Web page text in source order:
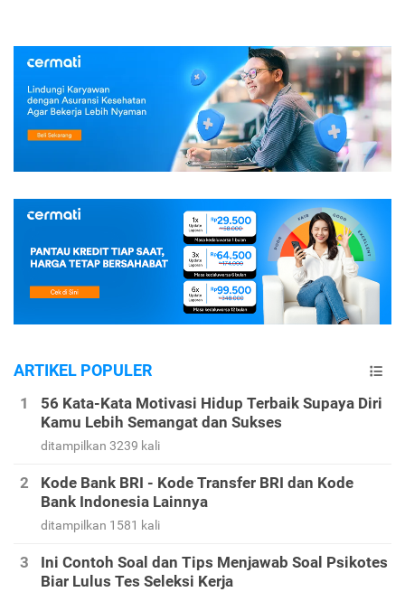
ARTIKEL POPULER
56 Kata-Kata Motivasi Hidup Terbaik Supaya Diri
Kamu Lebih Semangat dan Sukses
ditampilkan 3239 kali
Kode Bank BRI - Kode Transfer BRI dan Kode
Bank Indonesia Lainnya
ditampilkan 1581 kali
Ini Contoh Soal dan Tips Menjawab Soal Psikotes
Biar Lulus Tes Seleksi Kerja